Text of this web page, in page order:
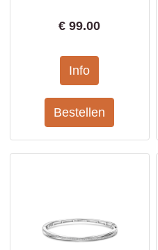
€99.00